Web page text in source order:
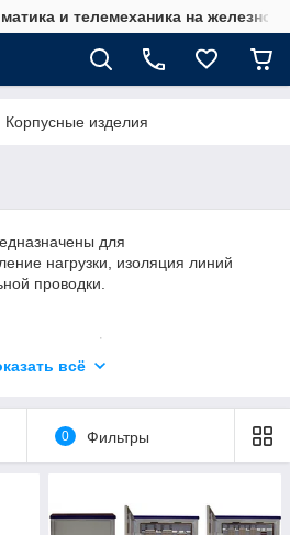
и телемеханика на
Корпусные изделия
для
нагрузки, изоляция линий
проводки.
щиты и шкафы
стойки и шкафы
всё
0 Фильтры